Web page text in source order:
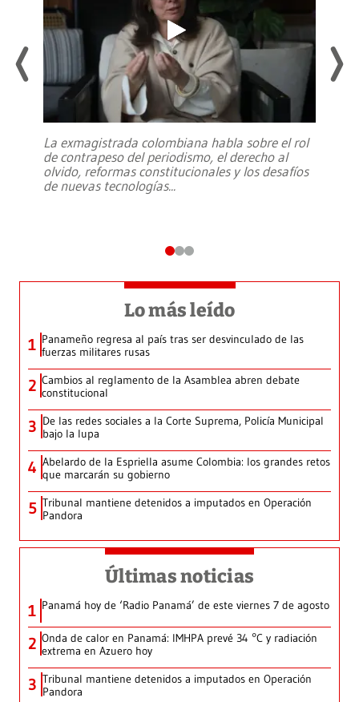
La exmagistrada colombiana habla sobre el rol
de contrapeso del periodismo, el derecho al
olvido, reformas constitucionales y los desafíos
de nuevas tecnologías...
Lo más leído
1 Panameño regresa al país tras ser desvinculado de las
fuerzas militares rusas
2 Cambios al reglamento de la Asamblea abren debate
constitucional
3 De las redes sociales a la Corte Suprema, Policía Municipal
bajo la lupa
4 Abelardo de la Espriella asume Colombia: los grandes retos
que marcarán su gobierno
5 Tribunal mantiene detenidos a imputados en Operación
Pandora
Últimas noticias
1 Panamá hoy de ‘Radio Panamá’ de este viernes 7 de agosto
2 Onda de calor en Panamá: IMHPA prevé 34 °C y radiación
extrema en Azuero hoy
3 Tribunal mantiene detenidos a imputados en Operación
Pandora